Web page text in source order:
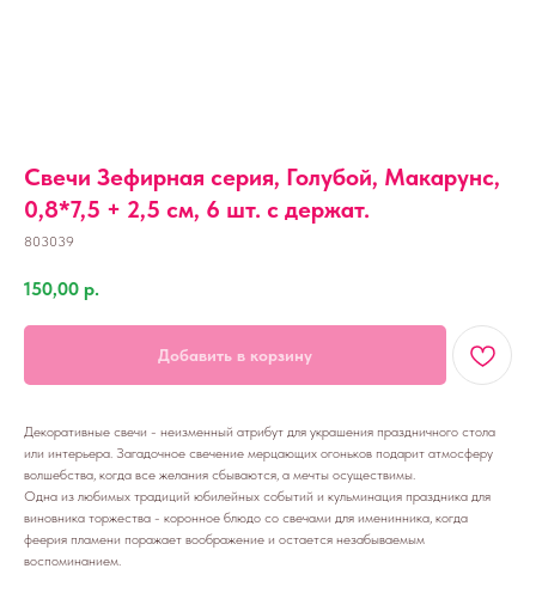
Свечи Зефирная серия, Голубой, Макарунс,
0,8*7,5 + 2,5 см, 6 шт. с держат.
803039
150,00 р.
Добавить в корзину
Декоративные свечи - неизменный атрибут для украшения праздничного стола
или интерьера. Загадочное свечение мерцающих огоньков подарит атмосферу
волшебства, когда все желания сбываются, а мечты осуществимы.
Одна из любимых традиций юбилейных событий и кульминация праздника для
виновника торжества - коронное блюдо со свечами для именинника, когда
феерия пламени поражает воображение и остается незабываемым
воспоминанием.